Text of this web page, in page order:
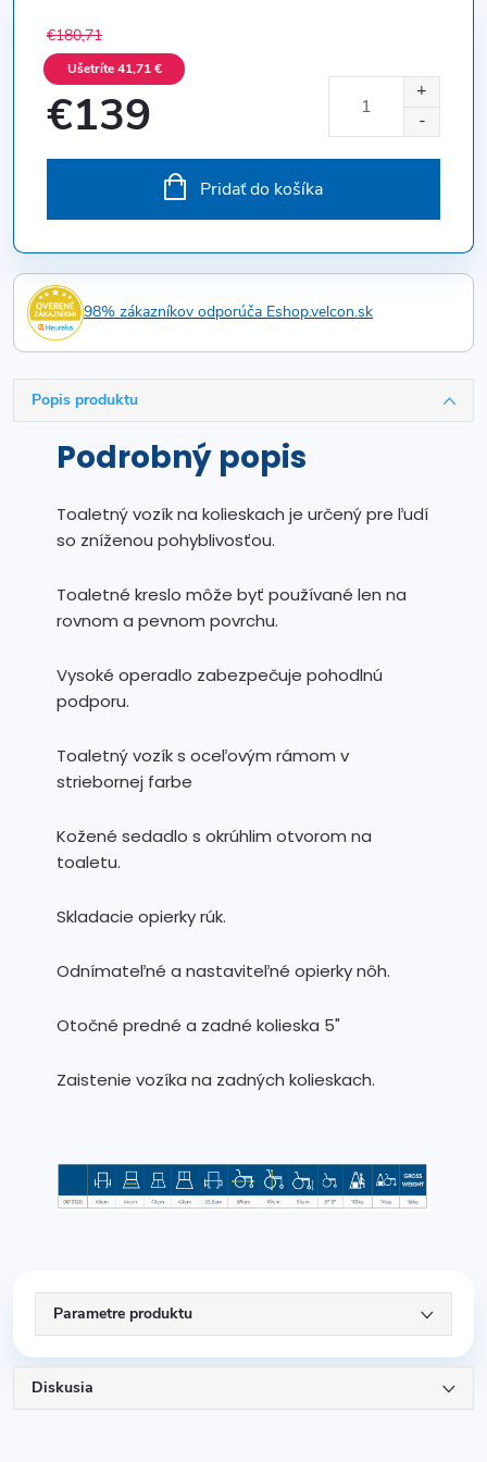
€180,71
Ušetríte 41,71 €
€139
Pridať do košíka
98% zákazníkov odporúča Eshop.velcon.sk
Popis produktu
Podrobný popis
Toaletný vozík na kolieskach je určený pre ľudí
so zníženou pohyblivosťou.
Toaletné kreslo môže byť používané len na
rovnom a pevnom povrchu.
Vysoké operadlo zabezpečuje pohodlnú
podporu.
Toaletný vozík s oceľovým rámom v
striebornej farbe
Kožené sedadlo s okrúhlim otvorom na
toaletu.
Skladacie opierky rúk.
Odnímateľné a nastaviteľné opierky nôh.
Otočné predné a zadné kolieska 5"
Zaistenie vozíka na zadných kolieskach.
Parametre produktu
Diskusia